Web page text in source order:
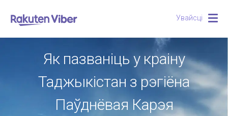
Увайсці
Як пазваніць у краіну
Таджыкістан з рэгіёна
Паўднёвая Карэя